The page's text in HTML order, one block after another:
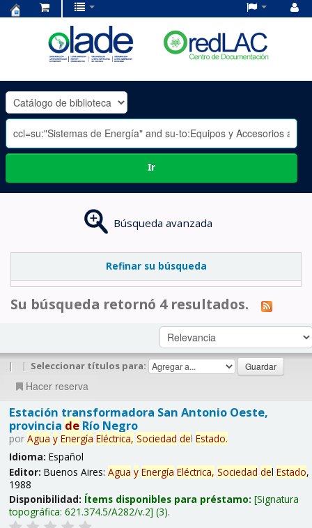
OLADE
-
Ir
Búsqueda avanzada
Refinar su búsqueda
Su búsqueda retornó 4 resultados.
| | Seleccionar títulos para:
Hacer reserva
Estación transformadora San Antonio Oeste,
provincia deRío Negro
por Agua y Energía Eléctrica, Sociedad del Estado.
Idioma: Español
Editor: Buenos Aires: Agua y Energía Eléctrica, Sociedad del Estado,
1988
Disponibilidad: Ítems disponibles para préstamo: Signatura
topográfica: 621.374.5/A282/v.2 (3).